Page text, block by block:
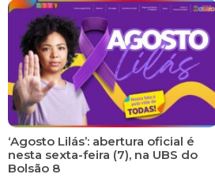
‘Agosto Lilás’: abertura oficial é
nesta sexta-feira (7), na UBS do
Bolsão 8